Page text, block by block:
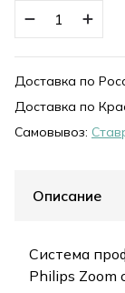
Доставка по
Доставка по
Самовывоз:
Описание
Система
Philips Zoom